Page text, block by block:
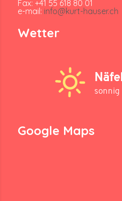
Fax: +41 55 618 80 01
e-mail: info@kurt-hauser.ch
Wetter
sonnig
Google Maps